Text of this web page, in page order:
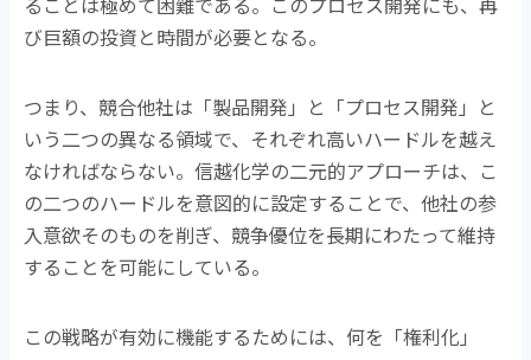
び巨額の投資と時間が必要となる。
つまり、競合他社は「製品開発」と「プロセス開発」と
いう二つの異なる領域で、それぞれ高いハードルを越え
なければならない。信越化学の二元的アプローチは、こ
の二つのハードルを意図的に設定することで、他社の参
入意欲そのものを削ぎ、競争優位を長期にわたって維持
することを可能にしている。
この戦略が有効に機能するためには、何を「権利化」